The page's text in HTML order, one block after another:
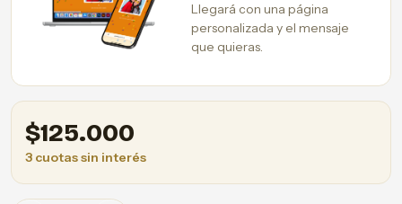
Llegará con una página
personalizada y el mensaje
que quieras.
$125.000
3 cuotas sin interés